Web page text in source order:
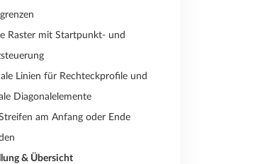
Raster mit Startpunkt- und
Linien für Rechteckprofile und
Diagonalelemente
am Anfang oder Ende
& Übersicht